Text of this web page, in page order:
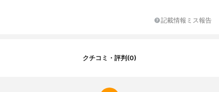
記載情報ミス報告
クチコミ・評判(0)